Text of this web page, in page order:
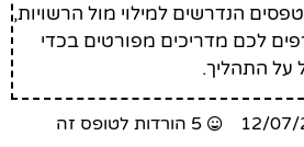
הנדרשים למילוי מול הרשויות,
לכם מדריכים מפורטים בכדי
על התהליך.
5 הורדות לטופס זה